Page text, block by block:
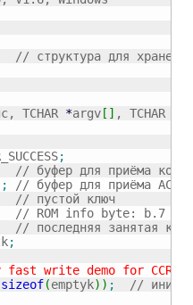
// структура для
TCHAR *argv [ ] , TCHAR
;
// буфер для приёма
;
// буфер для приёма ACS-
// пустой ключ
// ROM info byte: b.7 –
// последняя занятая
;
fast write demo for CCR
sizeof(emptyk) ) ;
//